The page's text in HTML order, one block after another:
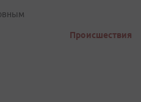
Происшествия